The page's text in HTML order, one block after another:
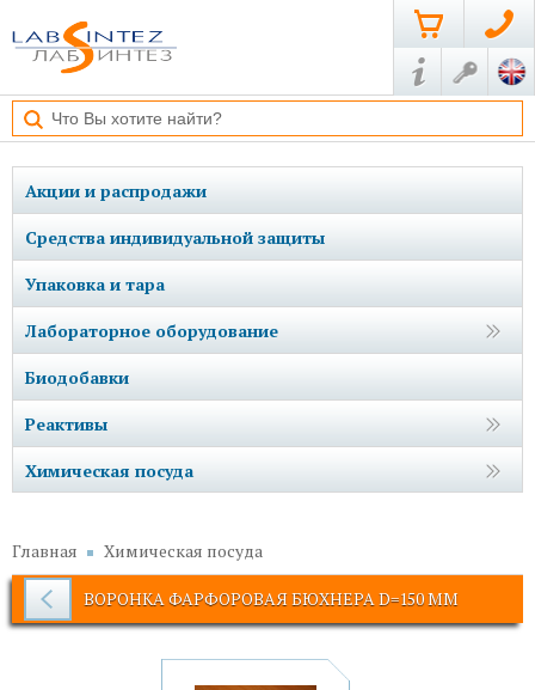
Акции и распродажи
Средства индивидуальной защиты
Упаковка и тара
Лабораторное оборудование
Биодобавки
Реактивы
Химическая посуда
Главная Химическая посуда
ВОРОНКА ФАРФОРОВАЯ БЮХНЕРА D=150 ММ